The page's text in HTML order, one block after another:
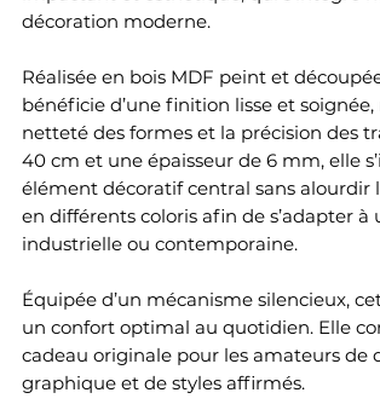
décoration moderne.
Réalisée en bois MDF peint et
bénéficie d’une finition lisse et
netteté des formes et la précision des
40 cm et une épaisseur de 6 mm, elle
élément décoratif central sans alourdir
en différents coloris afin de s’adapter
industrielle ou contemporaine.
Équipée d’un mécanisme silencieux,
un confort optimal au quotidien. Elle
cadeau originale pour les amateurs de
graphique et de styles affirmés.